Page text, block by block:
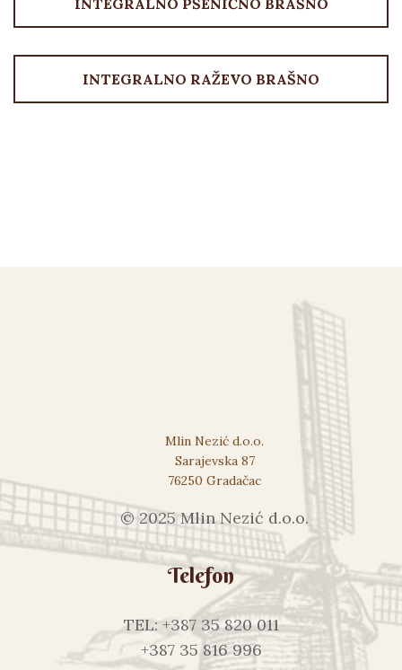
INTEGRALNO RAŽEVO BRAŠNO
Mlin Nezić d.o.o.
Sarajevska 87
76250 Gradačac
© 2025 Mlin Nezić d.o.o.
Telefon
TEL: +387 35 820 011
+387 35 816 996